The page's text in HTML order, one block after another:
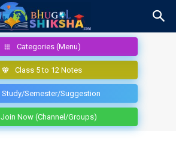
Categories (Menu)
Class 5 to 12 Notes
Study/Semester/Suggestion
Join Now (Channel/Groups)